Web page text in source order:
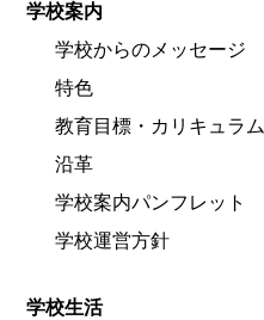
学校案内
学校からのメッセージ
特色
教育目標・カリキュラム
沿革
学校案内パンフレット
学校運営方針
学校生活